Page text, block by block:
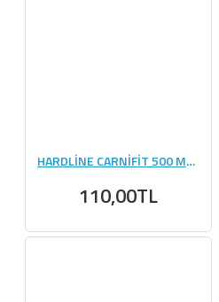
HARDLİNE CARNİFİT 500 ML - 1 ADET
110,00TL